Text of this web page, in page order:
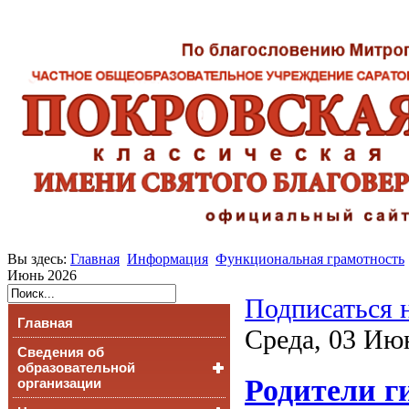
Вы здесь: Главная Информация Функциональная грамотность
Июнь 2026
Главная
Сведения об
образовательной
организации
Подписаться
Среда, 03
Родители